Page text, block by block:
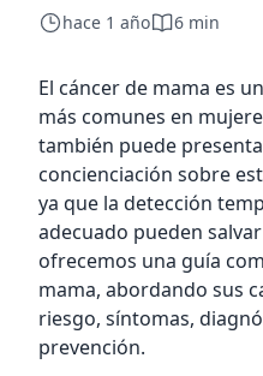
hace 1 año 6 min
El cáncer de mama es
más comunes en
también puede
concienciación sobre
ya que la detección
adecuado pueden
ofrecemos una guía
mama, abordando sus
riesgo, síntomas,
prevención.